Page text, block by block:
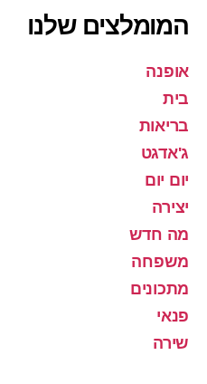
המומלצים שלנו
אופנה
בית
בריאות
ג'אדגט
יום יום
יצירה
מה חדש
משפחה
מתכונים
פנאי
שירה